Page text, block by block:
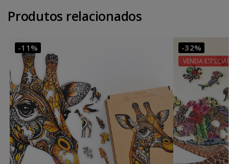
Produtos relacionados
-11% -32%
VENDA